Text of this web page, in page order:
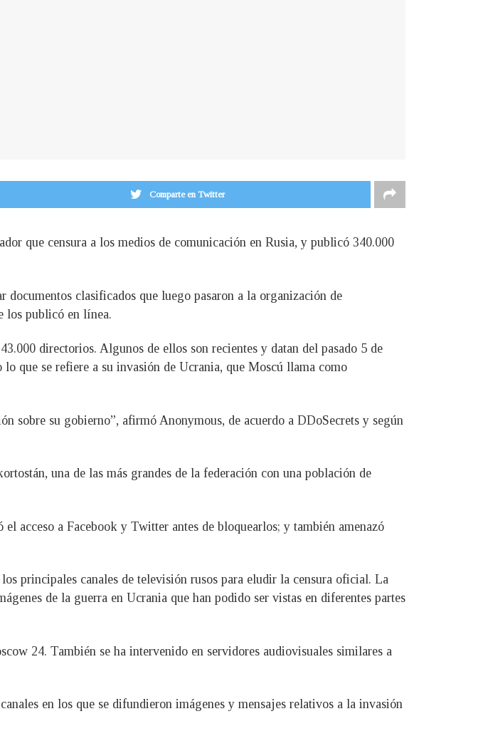
Comparte en Twitter
que censura a los medios de comunicación en Rusia, y publicó 340.000
clasificados que luego pasaron a la organización de
los publicó en línea.
directorios. Algunos de ellos son recientes y datan del pasado 5 de
que se refiere a su invasión de Ucrania, que Moscú llama como
sobre su gobierno”, afirmó Anonymous, de acuerdo a DDoSecrets y según
una de las más grandes de la federación con una población de
acceso a Facebook y Twitter antes de bloquearlos; y también amenazó
principales canales de televisión rusos para eludir la censura oficial. La
de la guerra en Ucrania que han podido ser vistas en diferentes partes
24. También se ha intervenido en servidores audiovisuales similares a
en los que se difundieron imágenes y mensajes relativos a la invasión